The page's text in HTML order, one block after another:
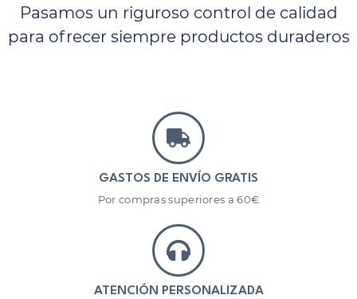
Pasamos un riguroso control de calidad
para ofrecer siempre productos duraderos
GASTOS DE ENVÍO GRATIS
Por compras superiores a 60€
ATENCIÓN PERSONALIZADA